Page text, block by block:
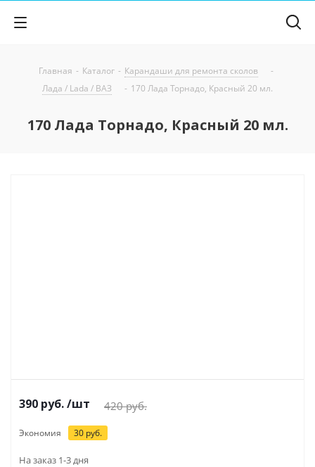
Главная - Каталог - Карандаши для ремонта сколов
-
Лада / Lada / ВАЗ
- 170 Лада Торнадо, Красный 20 мл.
170 Лада Торнадо, Красный 20 мл.
390 руб./шт 420руб.
Экономия 30 руб.
На заказ 1-3 дня